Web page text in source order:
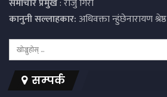
समाचार प्रमुख: राजु गिरी
कानुनी सल्लाहकार:अधिवक्ता न्हुंछेनारायण श्रेष्ठ
सम्पर्क